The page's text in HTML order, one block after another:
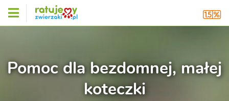
Pomoc dla bezdomnej, małej
koteczki